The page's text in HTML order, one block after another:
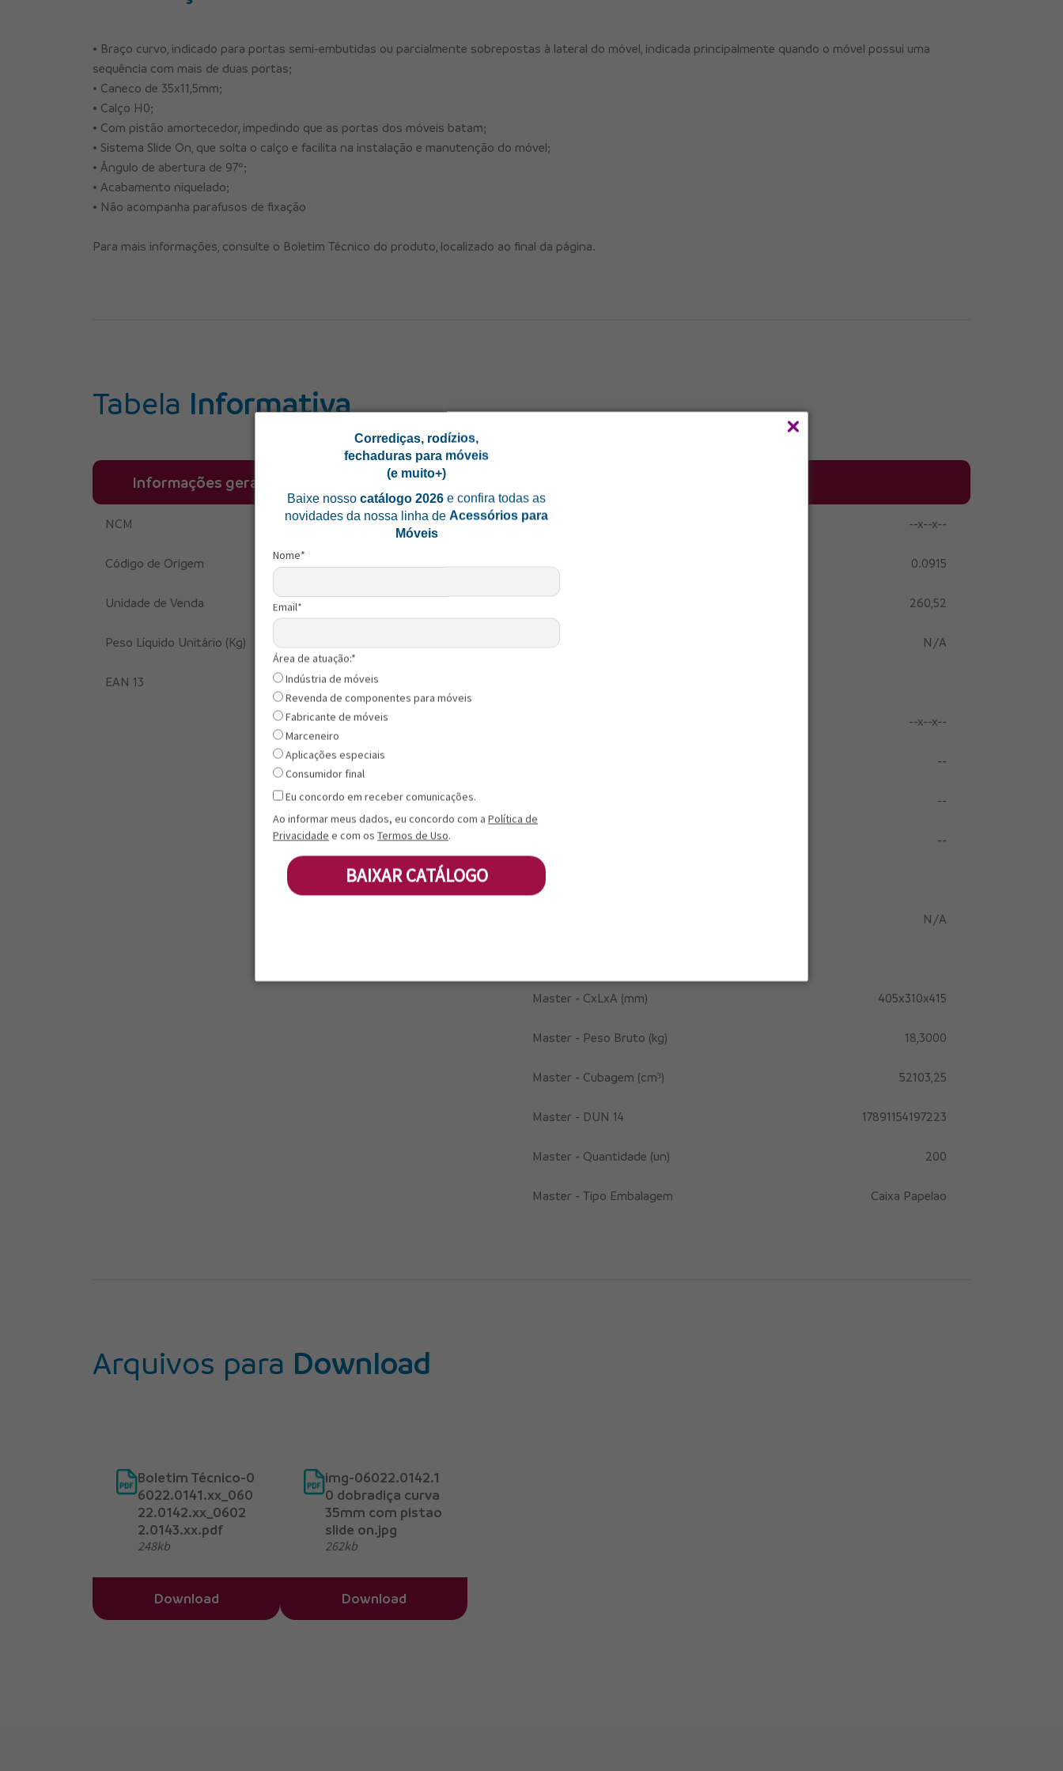
Corrediças, rodízios,
fechaduras para móveis
(e muito+)
Baixe nossocatálogo 2026e confira todas as
novidades da nossa linha deAcessórios para
Móveis
Nome*
Email*
Área de atuação:*
Indústria de móveis
Revenda de componentes para móveis
Fabricante de móveis
Marceneiro
Aplicações especiais
Consumidor final
Eu concordo em receber comunicações.
Ao informar meus dados, eu concordo com aPolítica de
Privacidade e com osTermos de Uso.
BAIXAR CATÁLOGO
• Braço curvo, indicado para portas semi-embutidas ou parcialmente sobrepostas à lateral do móvel, indicada principalmente quando o móvel possui uma
sequência com mais de duas portas;
• Caneco de 35x11,5mm;
• Calço H0;
• Com pistão amortecedor, impedindo que as portas dos móveis batam;
• Sistema Slide On, que solta o calço e facilita na instalação e manutenção do móvel;
• Ângulo de abertura de 97º;
• Acabamento niquelado;
• Não acompanha parafusos de fixação
Para mais informações, consulte o Boletim Técnico do produto, localizado ao final da página.
Tabela Informativa
Informações gerais
NCM 83021000
Código de Origem 1
Unidade de Venda
Peso Líquido Unitário (Kg)
EAN 13
Individual - CxLxA (mm) --x--x--
Individual - Peso Bruto (kg) 0.0915
260,52
Individual - Tipo Embalagem N/A
--x--x--
--
--
--
Coletiva - Quantidade (un)
N/A
Master - CxLxA (mm) 405x310x415
Master - Peso Bruto (kg) 18,3000
Master - Cubagem (cm³) 52103,25
Master - DUN 14 17891154197223
Master - Quantidade (un) 200
Master - Tipo Embalagem Caixa Papelao
Arquivos para Download
Boletim Técnico-0
6022.0141.xx_060
22.0142.xx_0602
2.0143.xx.pdf
248kb
Download
img-06022.0142.1
0 dobradiça curva
35mm com pistao
slide on.jpg
262kb
Download